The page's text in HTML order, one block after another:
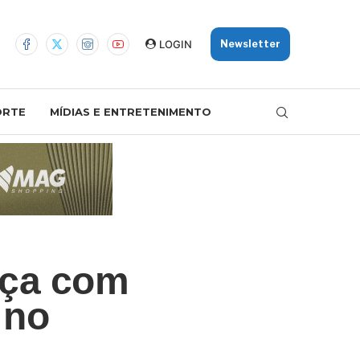
LOGIN Newsletter
MÍDIAS E ENTRETENIMENTO
com